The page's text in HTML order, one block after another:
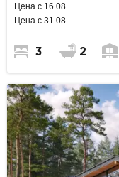
Цена с 16.08
Цена с 31.08
3 2